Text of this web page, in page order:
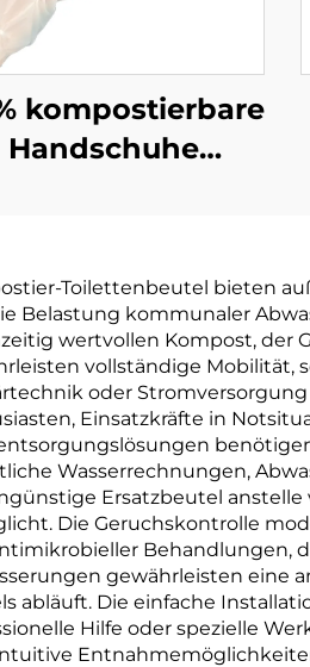
kompostierbare
Handschuhe
Material
Toilettenbeutel bieten
Belastung kommunaler
wertvollen Kompost, der
vollständige Mobilität,
oder
Einsatzkräfte in
Wasserrechnungen,
Ersatzbeutel
Die Geruchskontrolle
Behandlungen,
gewährleisten eine
abläuft. Die einfache
Hilfe oder spezielle